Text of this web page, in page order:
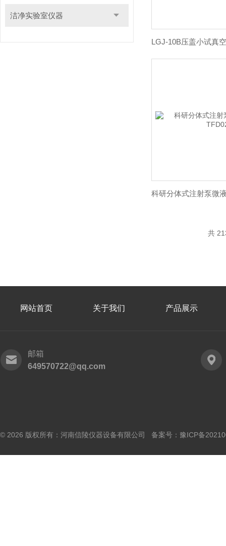
洁净实验室仪器
共
网站首页 关于我们 产品展示
邮箱
649570722@qq.com
© 2026 版权所有：河南信陵仪器设备有限公司 备案号： 豫ICP备